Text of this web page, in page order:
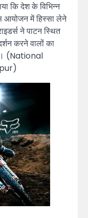
कि देश के विभिन्न
आयोजन में हिस्सा लेने
ने पाटन स्थित
करने वालों का
(National